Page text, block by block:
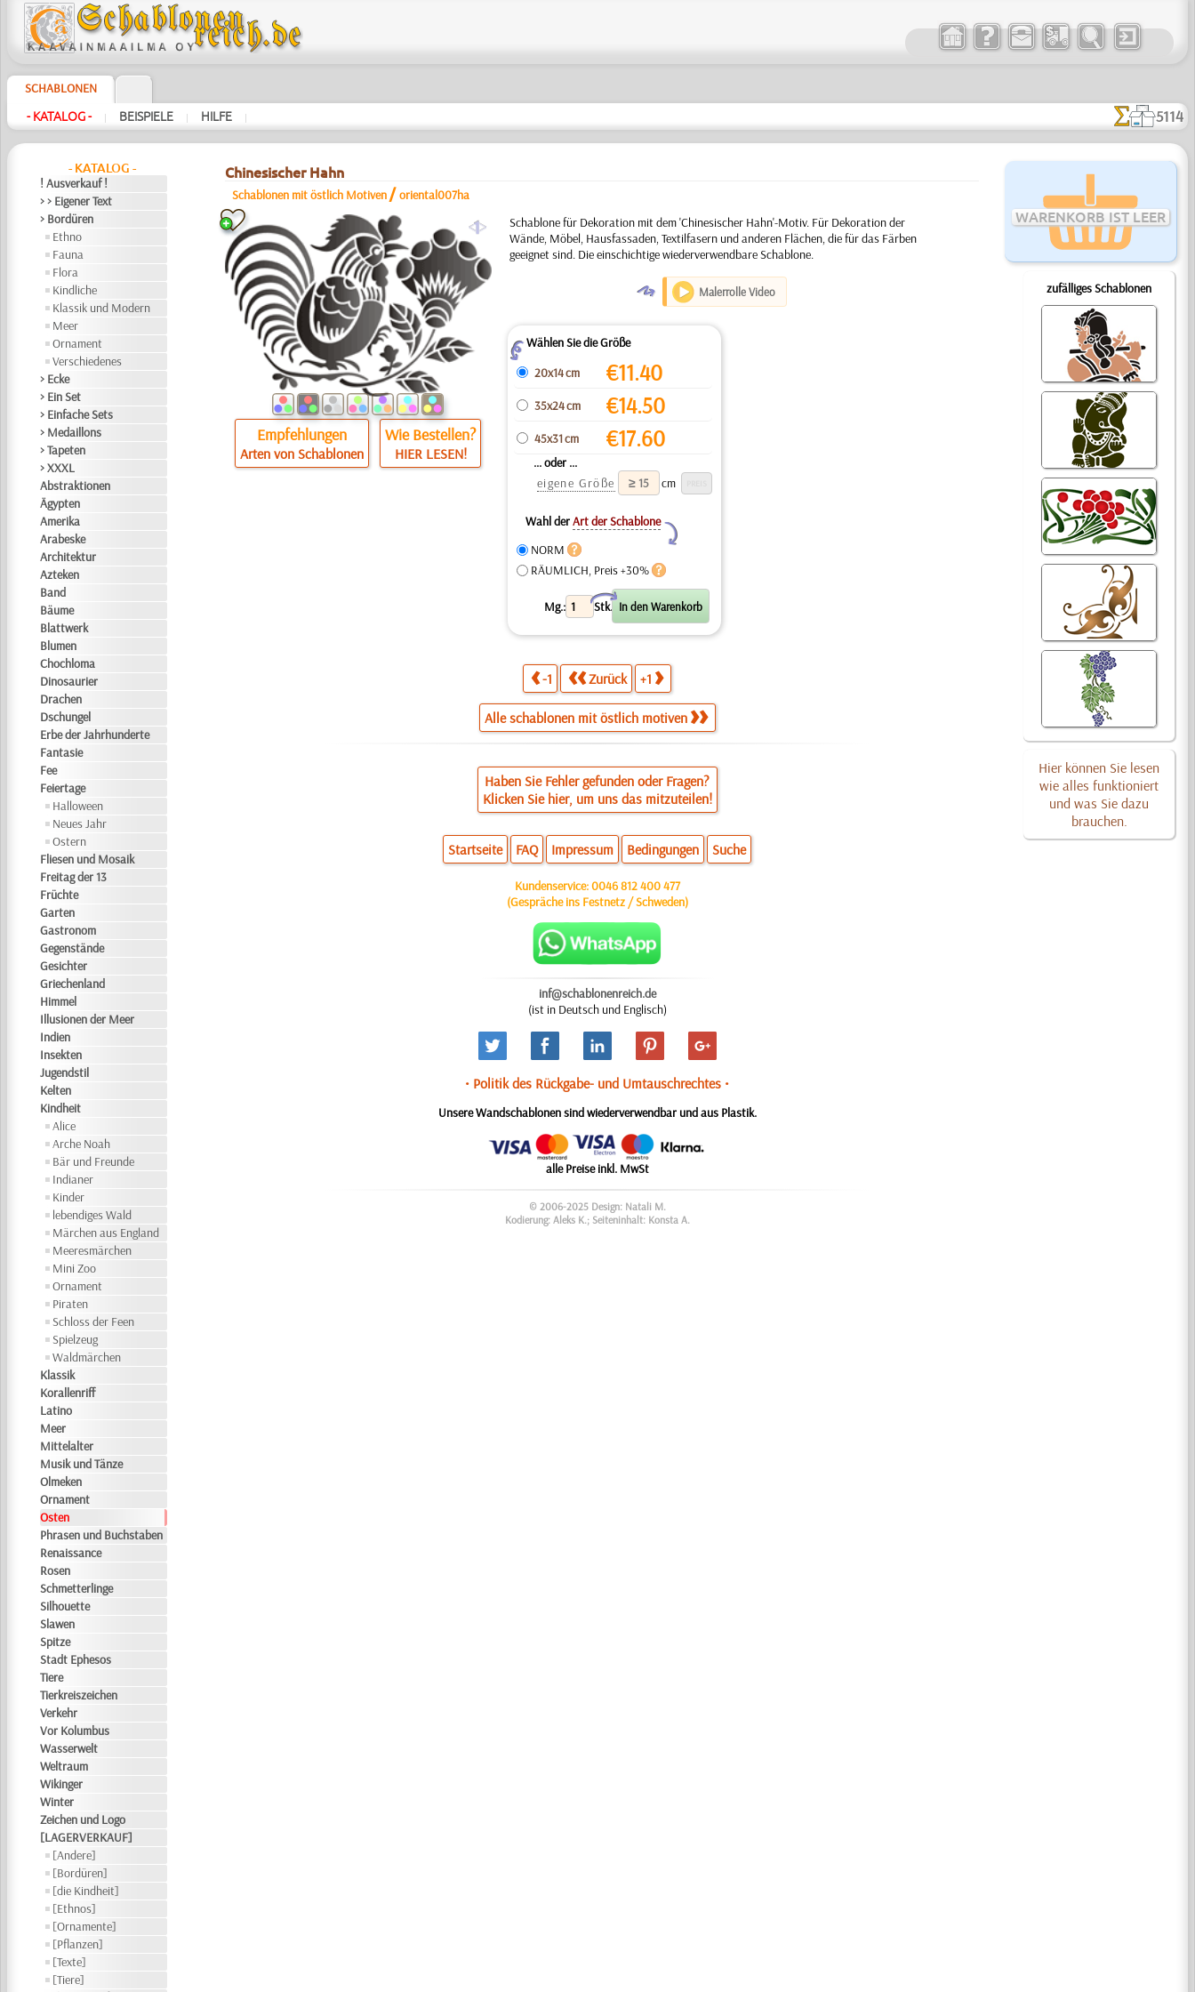
SCHABLONEN
- KATALOG - | BEISPIELE | HILFE | 5114
- KATALOG -
! Ausverkauf !
> > Eigener Text
> Bordüren
Ethno
Fauna
Flora
Kindliche
Klassik und Modern
Meer
Ornament
Verschiedenes
> Ecke
> Ein Set
> Einfache Sets
> Medaillons
> Tapeten
> XXXL
Abstraktionen
Ägypten
Amerika
Arabeske
Architektur
Azteken
Band
Bäume
Blattwerk
Blumen
Chochloma
Dinosaurier
Drachen
Dschungel
Erbe der Jahrhunderte
Fantasie
Fee
Feiertage
Halloween
Neues Jahr
Ostern
Fliesen und Mosaik
Freitag der 13
Früchte
Garten
Gastronom
Gegenstände
Gesichter
Griechenland
Himmel
Illusionen der Meer
Indien
Insekten
Jugendstil
Kelten
Kindheit
Alice
Arche Noah
Bär und Freunde
Indianer
Kinder
lebendiges Wald
Märchen aus England
Meeresmärchen
Mini Zoo
Ornament
Piraten
Schloss der Feen
Spielzeug
Waldmärchen
Klassik
Korallenriff
Latino
Meer
Mittelalter
Musik und Tänze
Olmeken
Ornament
Osten
Phrasen und Buchstaben
Renaissance
Rosen
Schmetterlinge
Silhouette
Slawen
Spitze
Stadt Ephesos
Tiere
Tierkreiszeichen
Verkehr
Vor Kolumbus
Wasserwelt
Weltraum
Wikinger
Winter
Zeichen und Logo
[LAGERVERKAUF]
[Andere]
[Bordüren]
[die Kindheit]
[Ethnos]
[Ornamente]
[Pflanzen]
[Texte]
[Tiere]
WARENKORB IST LEER
zufälliges Schablonen
Hier können Sie lesen
wie alles funktioniert
und was Sie dazu
brauchen.
Chinesischer Hahn
Schablonen mit östlich Motiven /oriental007ha
a
Empfehlungen
Arten von Schablonen
Wie Bestellen?
HIER LESEN!
Schablone für Dekoration mit dem 'Chinesischer Hahn'-Motiv. Für Dekoration der
Wände, Möbel, Hausfassaden, Textilfasern und anderen Flächen, die für das Färben
geeignet sind. Die einschichtige wiederverwendbare Schablone.
O Malerrolle Video
ZWählen Sie die Größe
20x14 cm
€11.40
35x24 cm €14.50
45x31 cm €17.60
... oder ...
eigene Größe
cm
Wahl derArt der Schablone
Y
NORM
RÄUMLICH, Preis +30%
Mg.: Stk.
X
-1 Zurück +1
Alle schablonen mit östlich motiven
Haben Sie Fehler gefunden oder Fragen?
Klicken Sie hier, um uns das mitzuteilen!
Startseite FAQ Impressum Bedingungen Suche
Kundenservice:0046 812 400 477
(Gespräche ins Festnetz / Schweden)
inf@schablonenreich.de
(ist in Deutsch und Englisch)
• Politik des Rückgabe- und Umtauschrechtes •
Unsere Wandschablonen sind wiederverwendbar und aus Plastik.
alle Preise inkl. MwSt
© 2006-2025 Design: Natali M.
Kodierung: Aleks K.; Seiteninhalt: Konsta A.